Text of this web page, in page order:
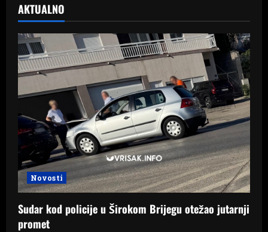
AKTUALNO
Novosti
Sudar kod policije u Širokom Brijegu otežao jutarnji
promet